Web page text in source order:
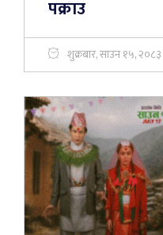
पक्राउ
शुक्रबार, साउन १५, २०८३